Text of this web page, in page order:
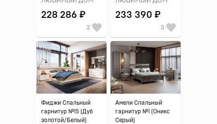
228 286 ₽
2
233 390 ₽
3
Фиджи Спальный
гарнитур №15 (Дуб
золотой/Белый)
Амели Спальный
гарнитур №1 (Оникс
Серый)